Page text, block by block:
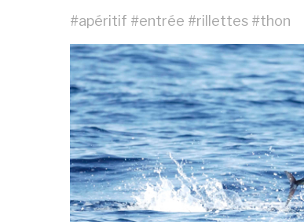
#apéritif #entrée #rillettes #thon